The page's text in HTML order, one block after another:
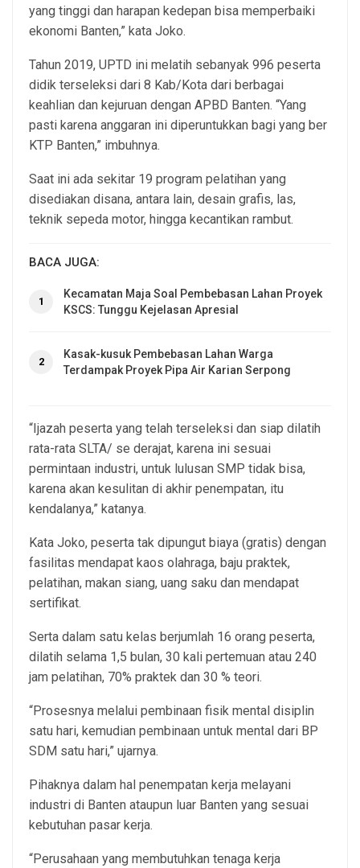
yang tinggi dan harapan kedepan bisa memperbaiki
ekonomi Banten,” kata Joko.
Tahun 2019, UPTD ini melatih sebanyak 996 peserta
didik terseleksi dari 8 Kab/Kota dari berbagai
keahlian dan kejuruan dengan APBD Banten. “Yang
pasti karena anggaran ini diperuntukkan bagi yang ber
KTP Banten,” imbuhnya.
Saat ini ada sekitar 19 program pelatihan yang
disediakan disana, antara lain, desain grafis, las,
teknik sepeda motor, hingga kecantikan rambut.
BACA JUGA:
1
Kecamatan Maja Soal Pembebasan Lahan Proyek
KSCS: Tunggu Kejelasan Apresial
2
Kasak-kusuk Pembebasan Lahan Warga
Terdampak Proyek Pipa Air Karian Serpong
“Ijazah peserta yang telah terseleksi dan siap dilatih
rata-rata SLTA/ se derajat, karena ini sesuai
permintaan industri, untuk lulusan SMP tidak bisa,
karena akan kesulitan di akhir penempatan, itu
kendalanya,” katanya.
Kata Joko, peserta tak dipungut biaya (gratis) dengan
fasilitas mendapat kaos olahraga, baju praktek,
pelatihan, makan siang, uang saku dan mendapat
sertifikat.
Serta dalam satu kelas berjumlah 16 orang peserta,
dilatih selama 1,5 bulan, 30 kali pertemuan atau 240
jam pelatihan, 70% praktek dan 30 % teori.
“Prosesnya melalui pembinaan fisik mental disiplin
satu hari, kemudian pembinaan untuk mental dari BP
SDM satu hari,” ujarnya.
Pihaknya dalam hal penempatan kerja melayani
industri di Banten ataupun luar Banten yang sesuai
kebutuhan pasar kerja.
“Perusahaan yang membutuhkan tenaga kerja